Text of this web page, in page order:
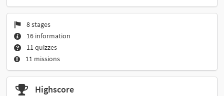
8 stages
16 information
11 quizzes
11 missions
Highscore